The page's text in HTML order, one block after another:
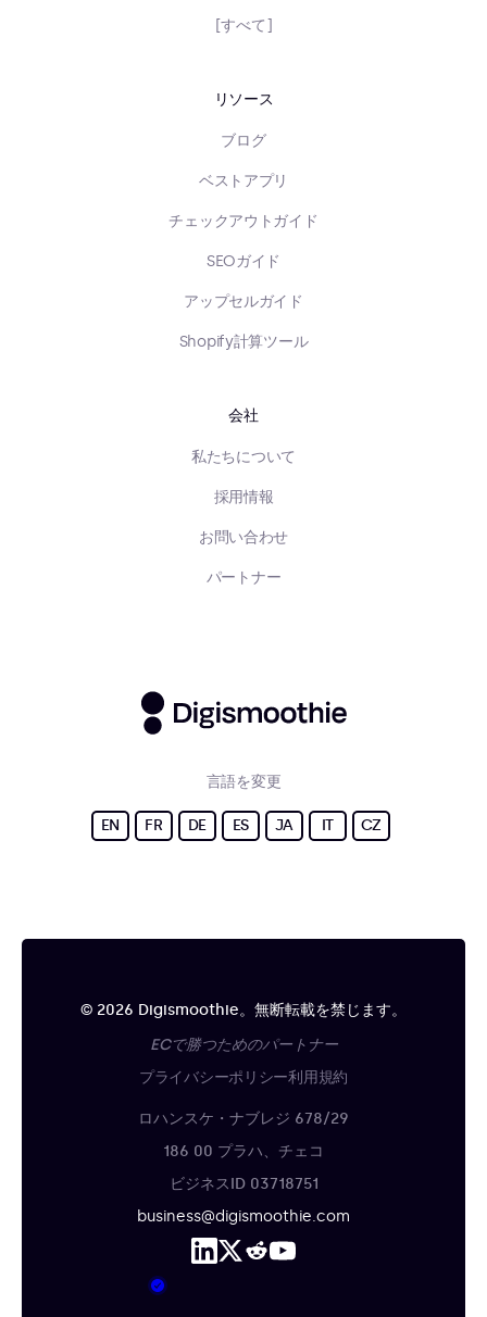
[すべて]
リソース
ブログ
ベストアプリ
チェックアウトガイド
SEOガイド
アップセルガイド
Shopify計算ツール
会社
私たちについて
採用情報
お問い合わせ
パートナー
言語を変更
EN FR DE ES JA IT CZ
© 2026 Digismoothie。無断転載を禁じます。
ECで勝つためのパートナー
プライバシーポリシー利用規約
ロハンスケ・ナブレジ 678/29
186 00 プラハ、チェコ
ビジネスID 03718751
business@digismoothie.com